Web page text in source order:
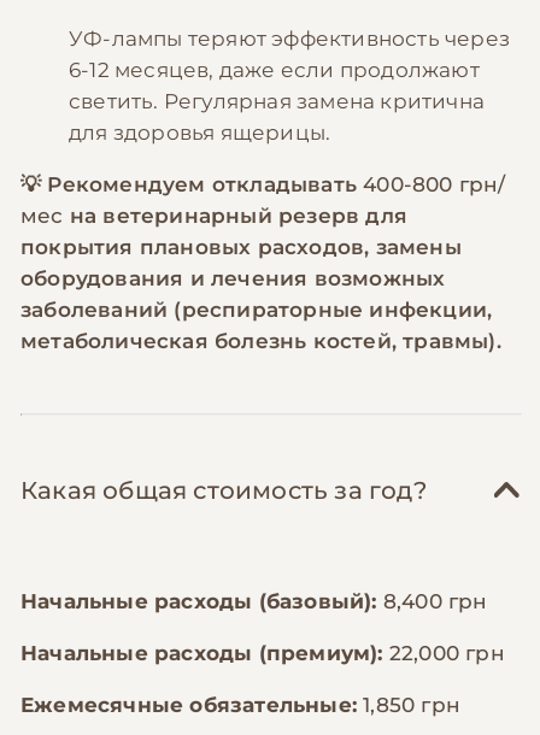
УФ-лампы теряют эффективность через
6-12 месяцев, даже если продолжают
светить. Регулярная замена критична
для здоровья ящерицы.
💡 Рекомендуем откладывать400-800 грн/
мес на ветеринарный резерв для
покрытия плановых расходов, замены
оборудования и лечения возможных
заболеваний (респираторные инфекции,
метаболическая болезнь костей, травмы).
Какая общая стоимость за год?
Начальные расходы (базовый): 8,400 грн
Начальные расходы (премиум): 22,000 грн
Ежемесячные обязательные:1,850 грн